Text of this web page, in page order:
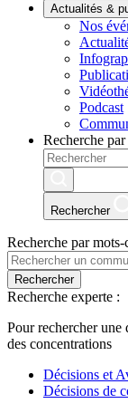
Actualités &
Nos
Podcast
Recherche
Rechercher
Recherche par mots-
Rechercher
Recherche experte :
Pour rechercher
des concentrations
Décisions et
Décisions de